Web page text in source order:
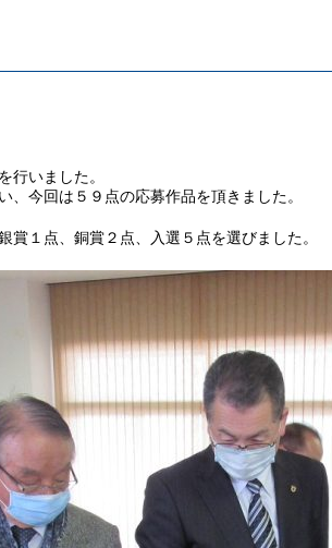
行いました。
、今回は５９点の応募作品を頂きました。
１点、銅賞２点、入選５点を選びました。